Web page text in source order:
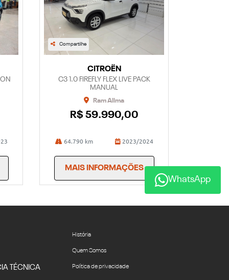
Compartilhe
CITROËN
C3 1.0 FIREFLY FLEX LIVE PACK
MANUAL
Ram Allma
R$ 59.990,00
64.790 km 2023/2024
MAIS INFORMAÇÕES
TÉCNICA
História
Quem Somos
Política de privacidade
WhatsApp